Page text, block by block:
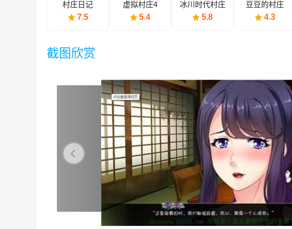
村庄日记
7.5
虚拟村庄4
5.4
冰川时代村庄
5.8
豆豆的村庄
4.3
截图欣赏